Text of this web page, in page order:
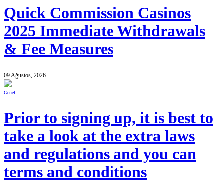
Quick Commission Casinos
2025 Immediate Withdrawals
& Fee Measures
09 Ağustos, 2026
Genel
Prior to signing up, it is best to
take a look at the extra laws
and regulations and you can
terms and conditions